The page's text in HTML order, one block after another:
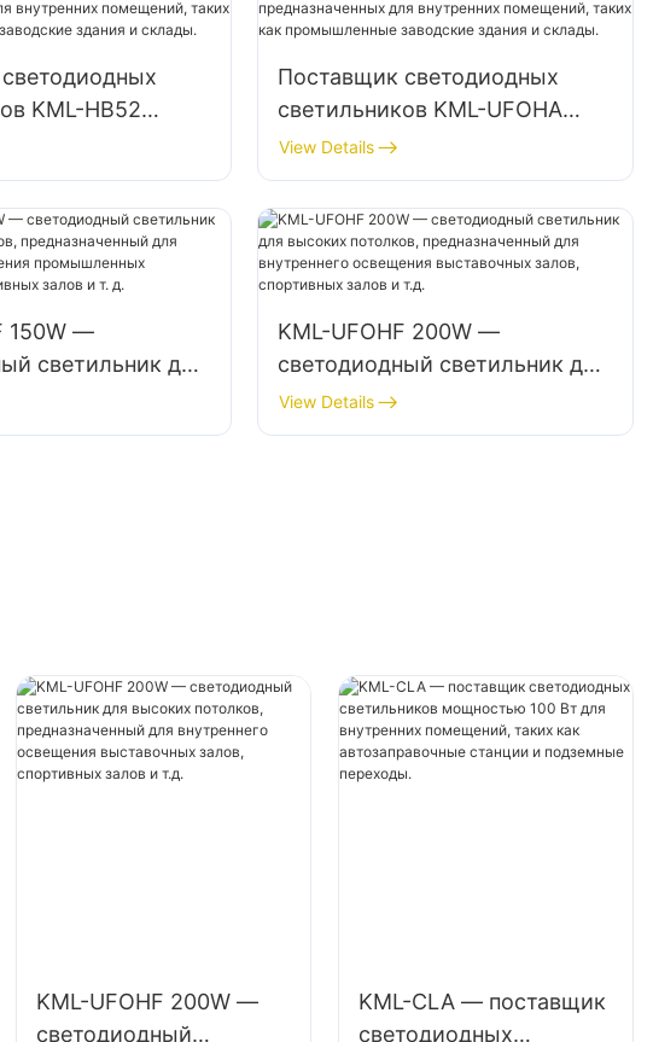
KML-HB52
Вт для
для
таких
заводские
Поставщик светодиодных
светильников KML-UFOHA
мощностью 100 Вт для
высоких пролетов,
предназначенных для
внутренних помещений, таких
как промышленные заводские
View Details
150W —
светильник для
для
KML-UFOHF 200W —
светодиодный светильник для
высоких потолков,
предназначенный для
View Details
KML-UFOHF 200W —
светодиодный
KML-CLA — поставщик
светодиодных